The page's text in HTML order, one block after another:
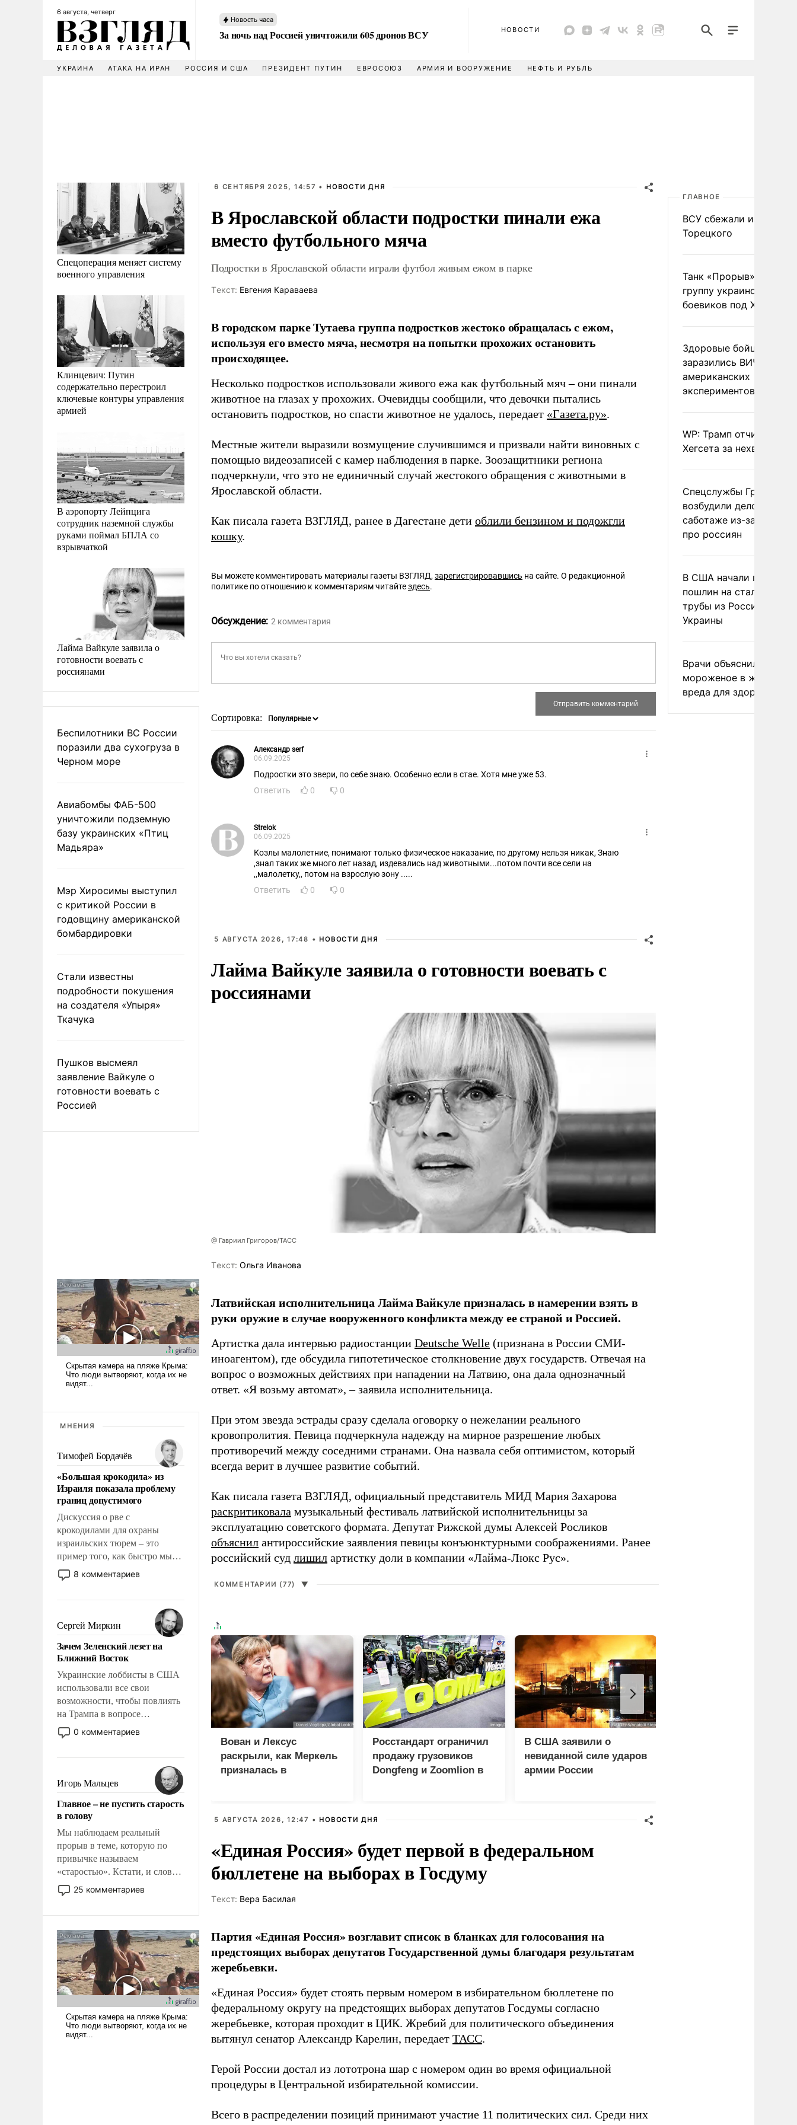
6 августа, четверг
Новость часа
За ночь над Россией уничтожили 605 дронов ВСУ НОВОСТИ
УКРАИНА АТАКА НА ИРАН РОССИЯ И США ПРЕЗИДЕНТ ПУТИН ЕВРОСОЮЗ АРМИЯ И ВООРУЖЕНИЕ НЕФТЬ И РУБЛЬ
Спецоперация меняет систему
военного управления
Клинцевич: Путин
содержательно перестроил
ключевые контуры управления
армией
В аэропорту Лейпцига
сотрудник наземной службы
руками поймал БПЛА со
взрывчаткой
Лайма Вайкуле заявила о
готовности воевать с
россиянами
Беспилотники ВС России
поразили два сухогруза в
Черном море
Авиабомбы ФАБ-500
уничтожили подземную
базу украинских «Птиц
Мадьяра»
Мэр Хиросимы выступил
с критикой России в
годовщину американской
бомбардировки
Стали известны
подробности покушения
на создателя «Упыря»
Ткачука
Пушков высмеял
заявление Вайкуле о
готовности воевать с
Россией
МНЕНИЯ
Тимофей Бордачёв
«Большая крокодила» из
Израиля показала проблему
границ допустимого
Дискуссия о рве с
крокодилами для охраны
израильских тюрем – это
пример того, как быстро мы
двигаемся по пути
революционных изменений.
псевдонаучной фантастики,
стало всерьез обсуждаемой
идеей.
8 комментариев
Сергей Миркин
Зачем Зеленский лезет на
Ближний Восток
Украинские лоббисты в США
использовали все свои
возможности, чтобы повлиять
на Трампа в вопросе
предоставления вооружений
своим нанимателям. Вероятно,
консультирует Киев, пришла в
голову мысль: хорошо бы
продемонстрировать, что
Украина вступила в
вооруженное противостояние
с Ираном.
0 комментариев
Игорь Мальцев
Главное – не пустить старость
в голову
Мы наблюдаем реальный
прорыв в теме, которую по
привычке называем
«старостью». Кстати, и слово-
то это уже стараются не
использовать – так же, как
что оно уже несет негативные
коннотации.
25 комментариев
6 СЕНТЯБРЯ 2025, 14:57 • НОВОСТИ ДНЯ
В Ярославской области подростки пинали ежа
вместо футбольного мяча
Подростки в Ярославской области играли футбол живым ежом в парке
Tекст: Евгения Караваева
В городском парке Тутаева группа подростков жестоко обращалась с ежом,
используя его вместо мяча, несмотря на попытки прохожих остановить
происходящее.
Несколько подростков использовали живого ежа как футбольный мяч – они пинали
животное на глазах у прохожих. Очевидцы сообщили, что девочки пытались
остановить подростков, но спасти животное не удалось, передает «Газета.ру».
Местные жители выразили возмущение случившимся и призвали найти виновных с
помощью видеозаписей с камер наблюдения в парке. Зоозащитники региона
подчеркнули, что это не единичный случай жестокого обращения с животными в
Ярославской области.
Как писала газета ВЗГЛЯД, ранее в Дагестане дети облили бензином и подожгли
кошку.
Вы можете комментировать материалы газеты ВЗГЛЯД, зарегистрировавшись на сайте. О редакционной
политике по отношению к комментариям читайтездесь.
Обсуждение: 2 комментария
Сортировка:
Александр serf
06.09.2025
Подростки это звери, по себе знаю. Особенно если в стае. Хотя мне уже 53.
Ответить
0 0
Strelok
06.09.2025
Козлы малолетние, понимают только физическое наказание, по другому нельзя никак, Знаю
,знал таких же много лет назад, издевались над животными...потом почти все сели на
,,малолетку,, потом на взрослую зону .....
Ответить
0 0
5 АВГУСТА 2026, 17:48 • НОВОСТИ ДНЯ
Лайма Вайкуле заявила о готовности воевать с
россиянами
@ Гавриил Григоров/ТАСС
Tекст: Ольга Иванова
Латвийская исполнительница Лайма Вайкуле призналась в намерении взять в
руки оружие в случае вооруженного конфликта между ее страной и Россией.
Артистка дала интервью радиостанции Deutsche Welle (признана в России СМИ-
иноагентом), где обсудила гипотетическое столкновение двух государств. Отвечая на
вопрос о возможных действиях при нападении на Латвию, она дала однозначный
ответ. «Я возьму автомат», – заявила исполнительница.
При этом звезда эстрады сразу сделала оговорку о нежелании реального
кровопролития. Певица подчеркнула надежду на мирное разрешение любых
противоречий между соседними странами. Она назвала себя оптимистом, который
всегда верит в лучшее развитие событий.
Как писала газета ВЗГЛЯД, официальный представитель МИД Мария Захарова
раскритиковала музыкальный фестиваль латвийской исполнительницы за
эксплуатацию советского формата. Депутат Рижской думы Алексей Росликов
объяснил антироссийские заявления певицы конъюнктурными соображениями. Ранее
российский суд лишил артистку доли в компании «Лайма-Люкс Рус».
КОММЕНТАРИИ (77) ▼
Вован и Лексус
раскрыли, как Меркель
призналась в
Росстандарт ограничил
продажу грузовиков
Dongfeng и Zoomlion в
В США заявили о
невиданной силе ударов
армии России
5 АВГУСТА 2026, 12:47 • НОВОСТИ ДНЯ
«Единая Россия» будет первой в федеральном
бюллетене на выборах в Госдуму
Tекст: Вера Басилая
Партия «Единая Россия» возглавит список в бланках для голосования на
предстоящих выборах депутатов Государственной думы благодаря результатам
жеребьевки.
«Единая Россия» будет стоять первым номером в избирательном бюллетене по
федеральному округу на предстоящих выборах депутатов Госдумы согласно
жеребьевке, которая проходит в ЦИК. Жребий для политического объединения
вытянул сенатор Александр Карелин, передает ТАСС.
Герой России достал из лототрона шар с номером один во время официальной
процедуры в Центральной избирательной комиссии.
Всего в распределении позиций принимают участие 11 политических сил. Среди них
ГЛАВНОЕ
ВСУ сбежали из
Торецкого
Танк «Прорыв»
группу украинских
боевиков под
Здоровые бойцы ВСУ
заразились ВИЧ после
американских
экспериментов
WP: Трамп отчитал
Хегсета за нехватку
Спецслужбы Грузии
возбудили дело о
саботаже из-за фейков
про россиян
В США начали
пошлин на стальные
трубы из России и с
Украины
Врачи объяснили, как
мороженое в жару без
вреда для здоровья